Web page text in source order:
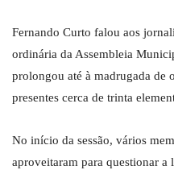
Fernando Curto falou aos
ordinária da Assembleia
prolongou até à madrugada de
presentes cerca de trinta
No início da sessão, vários
aproveitaram para questionar